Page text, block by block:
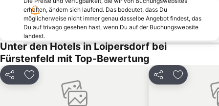
erhalten, ändern sich laufend. Das bedeutet, dass Du
möglicherweise nicht immer genau dasselbe Angebot findest, das
Du auf trivago gesehen hast, wenn Du auf der Buchungswebsite
landest.
Unter den Hotels in Loipersdorf bei
Fürstenfeld mit Top-Bewertung
Teilen Zu Favoriten hinzufügen Teilen Zu